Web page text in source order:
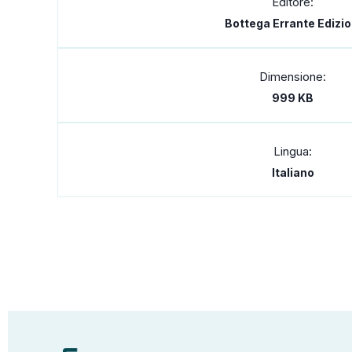
Bottega Errante
Dimensione:
999 KB
Lingua:
Italiano